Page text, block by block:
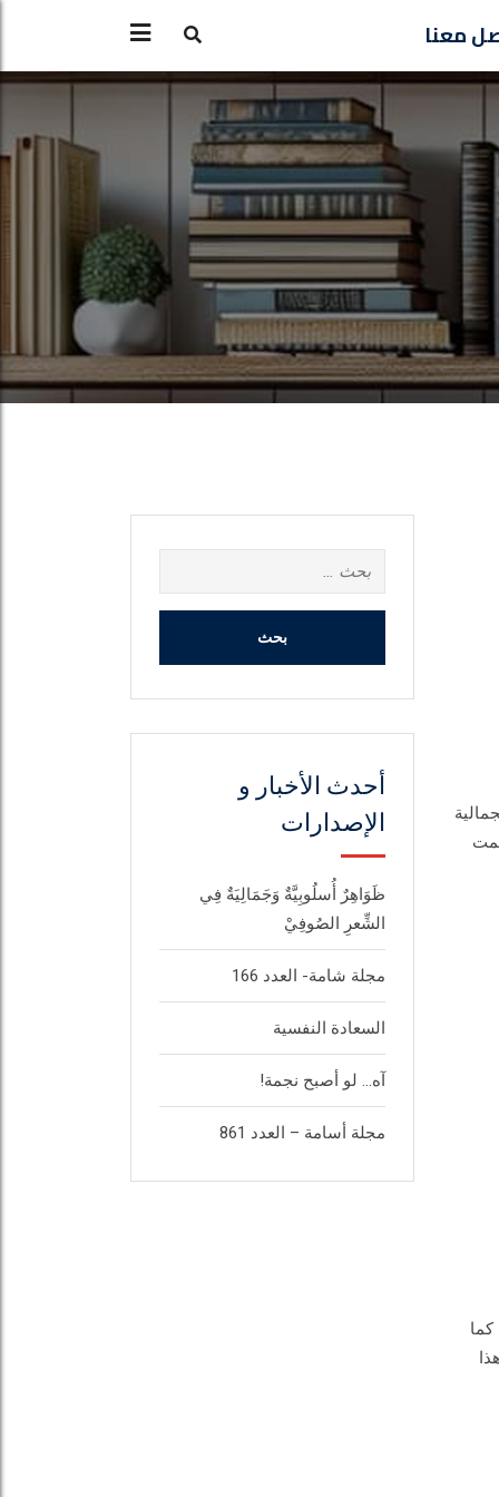
معنا
عن:
أحدث الأخبار و
الإصدارات
ظَوَاهِرٌ أُسلُوبِيَّةٌ وَجَمَالِيَةٌ فِي
الشِّعرِ الصُوفِيْ
مجلة شامة- العدد 166
السعادة النفسية
آه… لو أصبح نجمة!
مجلة أسامة – العدد 861